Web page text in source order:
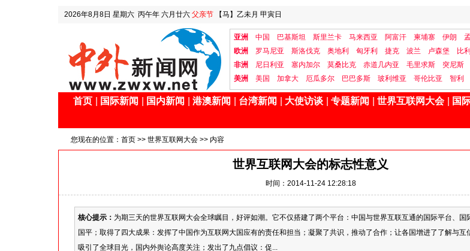
2026年8月8日 星期六 丙午年 六月廿六 父亲节 【马】乙未月 甲寅日
亚洲 中国 巴基斯坦 斯里兰卡 马来西亚 阿富汗 柬埔寨 伊朗
欧洲
罗马尼亚 斯洛伐克 奥地利 匈牙利 捷克 波兰 卢森堡 比
非洲
尼日利亚 塞内加尔 莫桑比克 赤道几内亚 毛里求斯 突尼斯
美洲
美国 加拿大 厄瓜多尔 巴巴多斯 玻利维亚 哥伦比亚 智利
首页 国际新闻 国内新闻 港澳新闻 台湾新闻 大使访谈 专题新闻 世界互联网大会 国
您现在的位置： 首页 >> 世界互联网大会 >> 内容
世界互联网大会的标志性意义
时间：2014-11-24 12:28:18
核心提示： 为期三天的世界互联网大会全球瞩目，好评如潮。它不仅搭建了两个平台：中国与世界互联互通的国际平台、国
国平；取得了四大成果：发挥了中国作为互联网大国应有的责任和担当；凝聚了共识，推动了合作；让各国增进了了解与互
吸引了全球目光，国内外舆论高度关注；发出了九点倡议：促...